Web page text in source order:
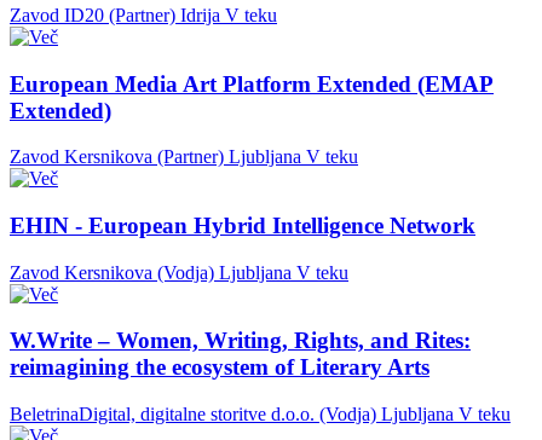
Zavod ID20 (Partner) Idrija V teku
European Media Art Platform Extended (EMAP
Extended)
Zavod Kersnikova (Partner) Ljubljana V teku
EHIN - European Hybrid Intelligence Network
Zavod Kersnikova (Vodja) Ljubljana V teku
W.Write – Women, Writing, Rights, and Rites:
reimagining the ecosystem of Literary Arts
BeletrinaDigital, digitalne storitve d.o.o. (Vodja) Ljubljana V teku